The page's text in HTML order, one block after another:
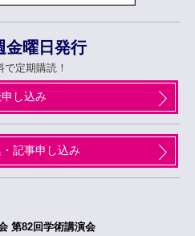
金曜日発行
で定期購読！
し込み
記事申し込み
第82回学術講演会